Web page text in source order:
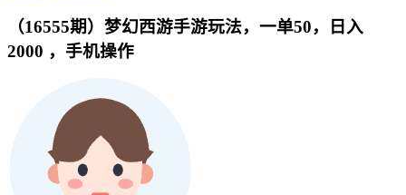
（16555期）梦幻西游手游玩法，一单50，日入
2000 ，手机操作